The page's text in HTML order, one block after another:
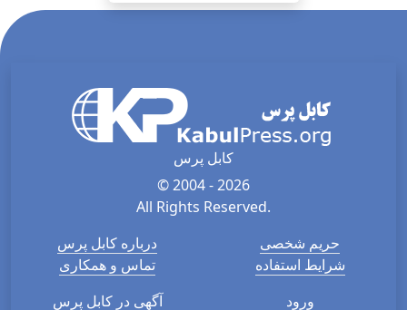
کابل پرس
© 2004 - 2026
All Rights Reserved.
درباره کابل پرس
تماس و همکاری
حریم شخصی
شرایط استفاده
آگهی در کابل پرس
ورود